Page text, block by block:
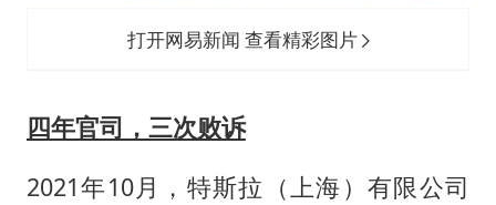
打开网易新闻 查看精彩图片
四年官司，三次败诉
2021年10月，特斯拉（上海）有限公司